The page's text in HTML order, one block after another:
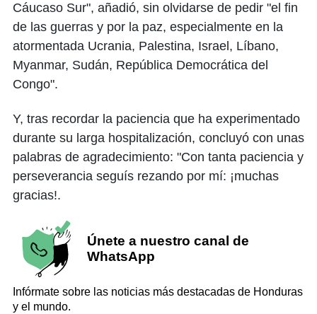
Cáucaso Sur", añadió, sin olvidarse de pedir "el fin
de las guerras y por la paz, especialmente en la
atormentada Ucrania, Palestina, Israel, Líbano,
Myanmar, Sudán, República Democrática del
Congo".
Y, tras recordar la paciencia que ha experimentado
durante su larga hospitalización, concluyó con unas
palabras de agradecimiento: "Con tanta paciencia y
perseverancia seguís rezando por mí: ¡muchas
gracias!.
Únete a nuestro canal de
WhatsApp
Infórmate sobre las noticias más destacadas de Honduras
y el mundo.